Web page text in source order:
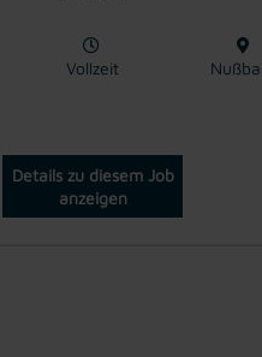
Vollzeit
Details zu diesem Job
anzeigen